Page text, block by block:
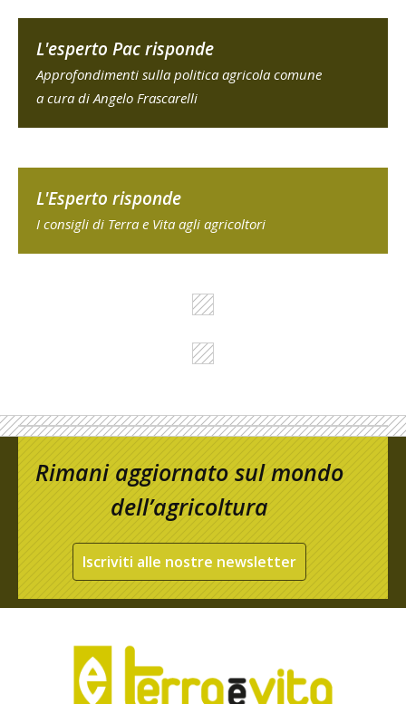
L'esperto Pac risponde
Approfondimenti sulla politica agricola comune
a cura di Angelo Frascarelli
L'Esperto risponde
I consigli di Terra e Vita agli agricoltori
Rimani aggiornato sul mondo
dell’agricoltura
Iscriviti alle nostre newsletter